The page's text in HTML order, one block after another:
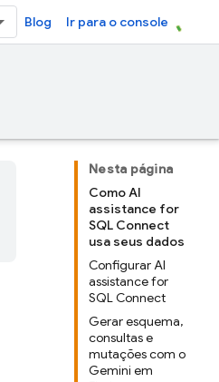
Blog Ir para o console
Nesta página
Como AI
assistance for
SQL Connect
usa seus dados
Configurar AI
assistance for
SQL Connect
Gerar esquema,
consultas e
mutações com o
Gemini em